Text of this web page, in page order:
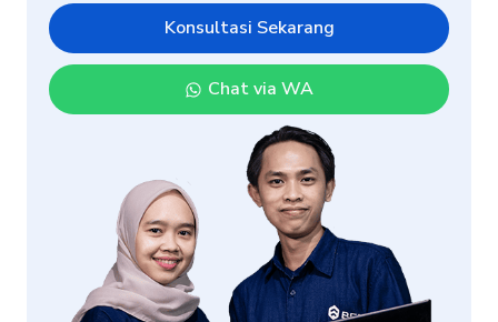
Konsultasi Sekarang
Chat via WA